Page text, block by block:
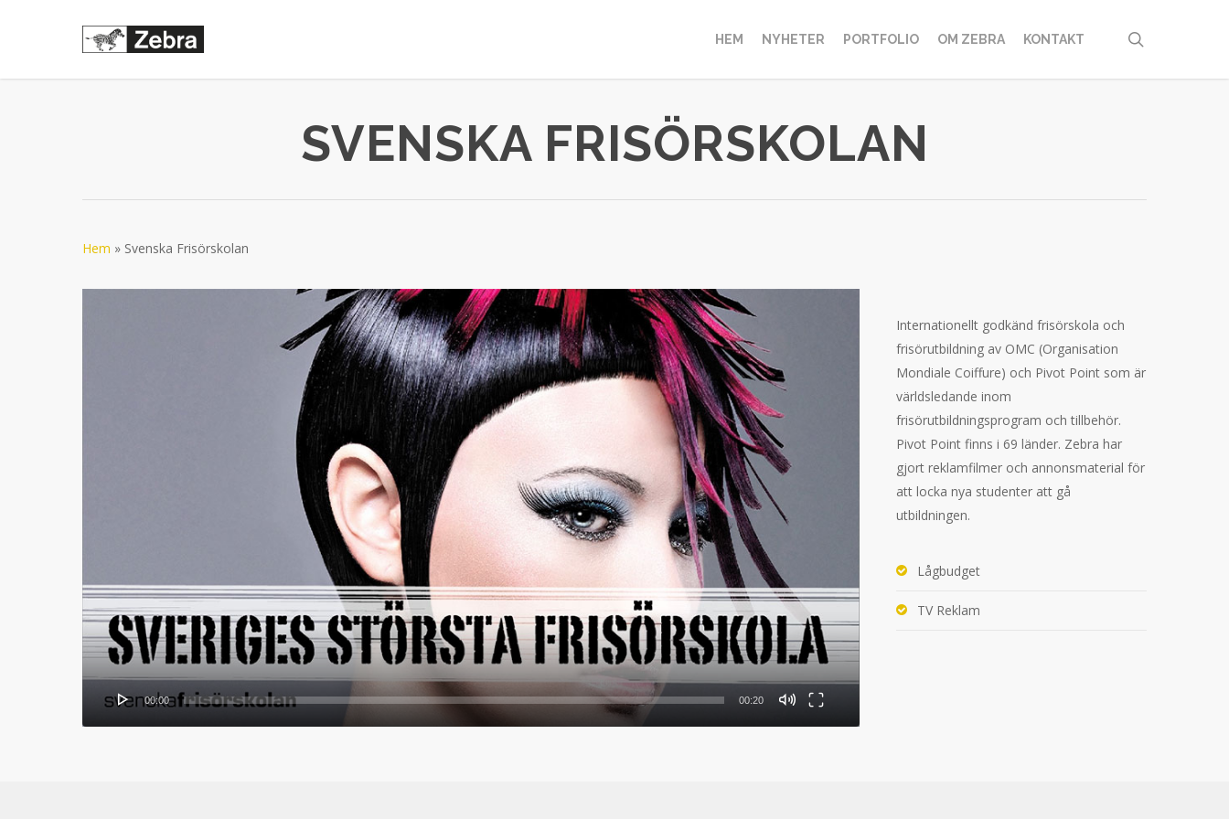
content
HEM NYHETER PORTFOLIO OM ZEBRA KONTAKT
SVENSKA FRISÖRSKOLAN
Hem » Svenska Frisörskolan
00:00 00:20
Internationellt godkänd frisörskola och
frisörutbildning av OMC (Organisation
Mondiale Coiffure) och Pivot Point som är
världsledande inom
frisörutbildningsprogram och tillbehör.
Pivot Point finns i 69 länder. Zebra har
gjort reklamfilmer och annonsmaterial för
att locka nya studenter att gå
utbildningen.
Lågbudget
TV Reklam